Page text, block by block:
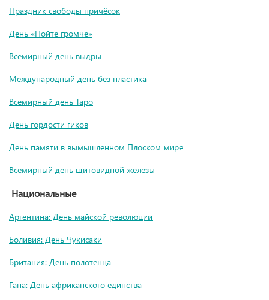
Праздник свободы причёсок
День «Пойте громче»
Всемирный день выдры
Международный день без пластика
Всемирный день Таро
День гордости гиков
День памяти в вымышленном Плоском мире
Всемирный день щитовидной железы
Национальные
Аргентина: День майской революции
Боливия: День Чукисаки
Британия: День полотенца
Гана: День африканского единства